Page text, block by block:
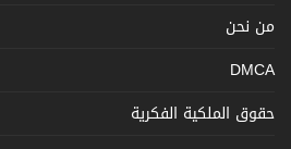
من نحن
DMCA
حقوق الملكية الفكرية